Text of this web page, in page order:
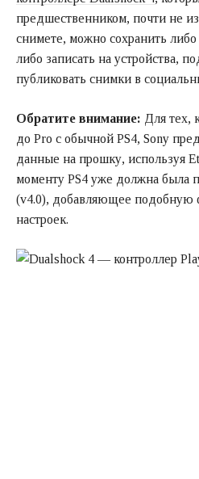
предшественником, почти не
снимете, можно сохранить
либо записать на устройства,
публиковать снимки в
Обратите внимание: Для тех,
до Pro с обычной PS4, Sony
данные на прошку, используя
моменту PS4 уже должна была
(v4.0), добавляющее
настроек.